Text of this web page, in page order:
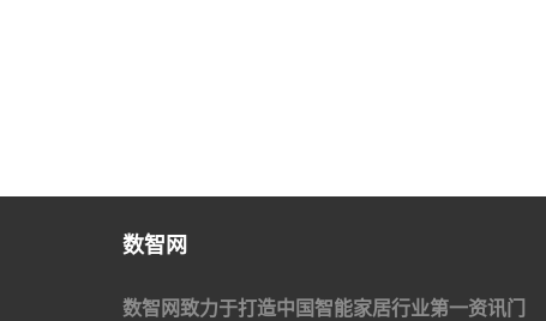
数智网
数智网致力于打造中国智能家居行业第一资讯门